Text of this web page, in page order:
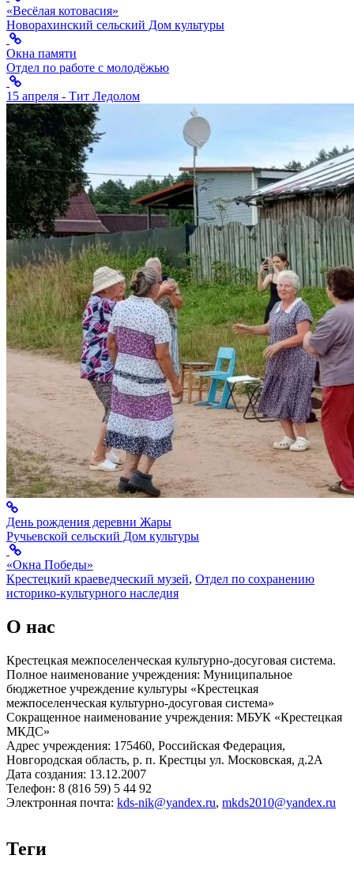
«Весёлая котовасия»
Новорахинский сельский Дом культуры
Окна памяти
Отдел по работе с молодёжью
15 апреля - Тит Ледолом
День рождения деревни Жары
Ручьевской сельский Дом культуры
«Окна Победы»
Крестецкий краеведческий музей, Отдел по сохранению
историко-культурного наследия
О нас
Крестецкая межпоселенческая культурно-досуговая система.
Полное наименование учреждения: Муниципальное
бюджетное учреждение культуры «Крестецкая
межпоселенческая культурно-досуговая система»
Сокращенное наименование учреждения: МБУК «Крестецкая
МКДС»
Адрес учреждения: 175460, Российская Федерация,
Новгородская область, р. п. Крестцы ул. Московская, д.2А
Дата создания: 13.12.2007
Телефон: 8 (816 59) 5 44 92
Электронная почта: kds-nik@yandex.ru, mkds2010@yandex.ru
Теги